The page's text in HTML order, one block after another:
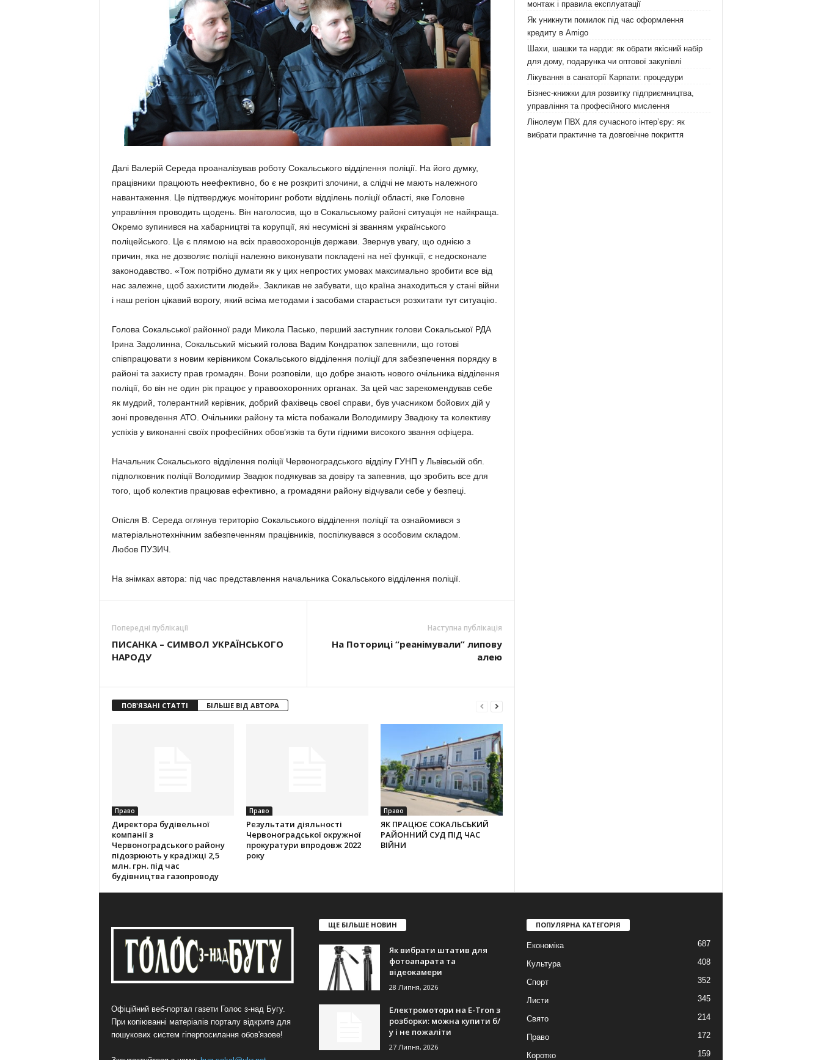
Далі Валерій Середа проаналізував роботу Сокальського відділення поліції. На його думку,
працівники працюють неефективно, бо є не розкриті злочини, а слідчі не мають належного
навантаження. Це підтверджує моніторинг роботи відділень поліції області, яке Головне
управління проводить щодень. Він наголосив, що в Сокальському районі ситуація не найкраща.
Окремо зупинився на хабарництві та корупції, які несумісні зі званням українського
поліцейського. Це є плямою на всіх правоохоронців держави. Звернув увагу, що однією з
причин, яка не дозволяє поліції належно виконувати покладені на неї функції, є недосконале
законодавство. «Тож потрібно думати як у цих непростих умовах максимально зробити все від
нас залежне, щоб захистити людей». Закликав не забувати, що країна знаходиться у стані війни
і наш регіон цікавий ворогу, який всіма методами і засобами старається розхитати тут ситуацію.
Голова Сокальської районної ради Микола Пасько, перший заступник голови Сокальської РДА
Ірина Задолинна, Сокальський міський голова Вадим Кондратюк запевнили, що готові
співпрацювати з новим керівником Сокальського відділення поліції для забезпечення порядку в
районі та захисту прав громадян. Вони розповіли, що добре знають нового очільника відділення
поліції, бо він не один рік працює у правоохоронних органах. За цей час зарекомендував себе
як мудрий, толерантний керівник, добрий фахівець своєї справи, був учасником бойових дій у
зоні проведення АТО. Очільники району та міста побажали Володимиру Звадюку та колективу
успіхів у виконанні своїх професійних обов’язків та бути гідними високого звання офіцера.
Начальник Сокальського відділення поліції Червоноградського відділу ГУНП у Львівській обл.
підполковник поліції Володимир Звадюк подякував за довіру та запевнив, що зробить все для
того, щоб колектив працював ефективно, а громадяни району відчували себе у безпеці.
Опісля В. Середа оглянув територію Сокальського відділення поліції та ознайомився з
матеріальнотехнічним забезпеченням працівників, поспілкувався з особовим складом.
Любов ПУЗИЧ.
На знімках автора: під час представлення начальника Сокальського відділення поліції.
Попередні публікації
ПИСАНКА – СИМВОЛ УКРАЇНСЬКОГО
НАРОДУ
Наступна публікація
На Поториці “реанімували” липову
алею
ПОВ'ЯЗАНІ СТАТТІ БІЛЬШЕ ВІД АВТОРА
Право
Директора будівельної
компанії з
Червоноградського району
підозрюють у крадіжці 2,5
млн. грн. під час
будівництва газопроводу
Право
Результати діяльності
Червоноградської окружної
прокуратури впродовж 2022
року
Право
ЯК ПРАЦЮЄ СОКАЛЬСЬКИЙ
РАЙОННИЙ СУД ПІД ЧАС
ВІЙНИ
монтаж і правила експлуатації
Як уникнути помилок під час оформлення
кредиту в Amigo
Шахи, шашки та нарди: як обрати якісний набір
для дому, подарунка чи оптової закупівлі
Лікування в санаторії Карпати: процедури
Бізнес-книжки для розвитку підприємництва,
управління та професійного мислення
Лінолеум ПВХ для сучасного інтер’єру: як
вибрати практичне та довговічне покриття
Офіційний веб-портал газети Голос з-над Бугу.
При копіюванні матеріалів порталу відкрите для
пошукових систем гіперпосилання обов'язове!
ЩЕ БІЛЬШЕ НОВИН
Як вибрати штатив для
фотоапарата та
відеокамери
28 Липня, 2026
Електромотори на E-Tron з
розборки: можна купити б/
у і не пожаліти
27 Липня, 2026
ПОПУЛЯРНА КАТЕГОРІЯ
Економіка 687
Культура 408
Спорт 352
Листи 345
Свято 214
Право 172
Коротко 159